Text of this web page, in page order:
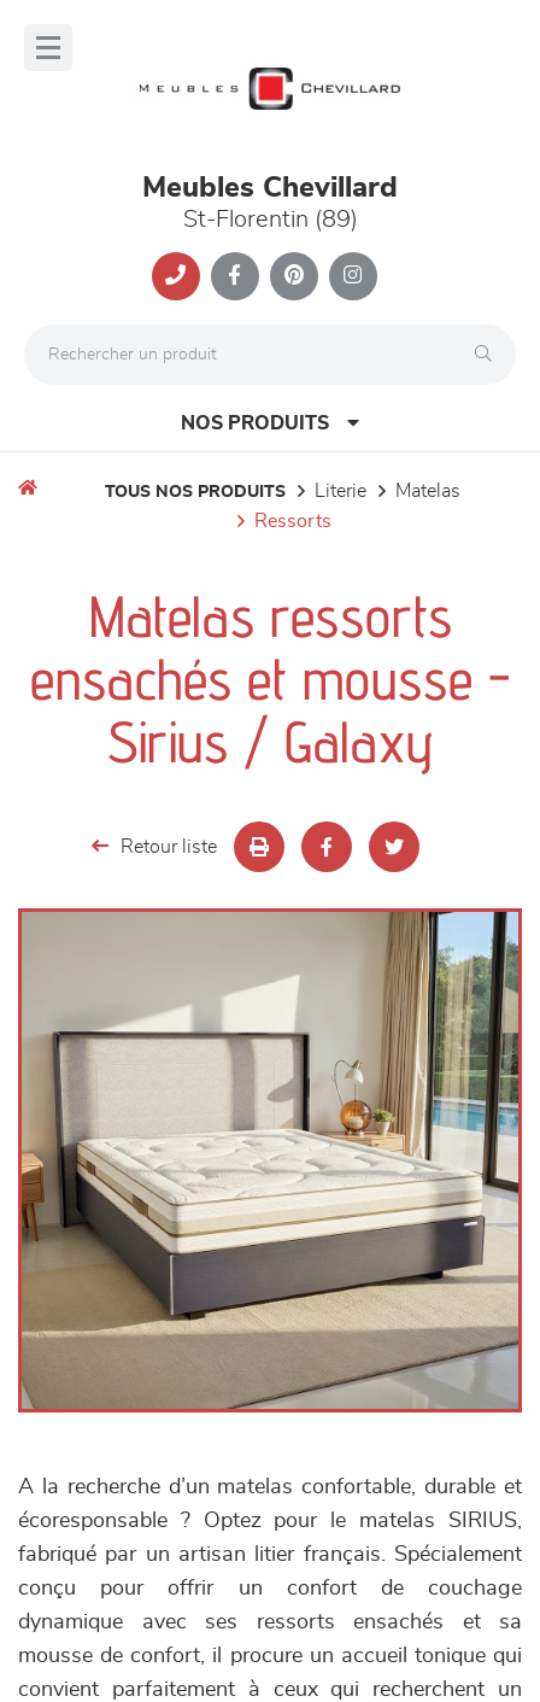
Meubles Chevillard
St-Florentin (89)
NOS PRODUITS
séjours
meubles de complément
chambres et dressing
TOUS NOS PRODUITS literie
matelas
ressorts
Matelas ressorts
ensachés et mousse -
Sirius / Galaxy
Retour liste
A la recherche d’un matelas confortable, durable et
écoresponsable ? Optez pour le matelas SIRIUS,
fabriqué par un artisan litier français. Spécialement
conçu pour offrir un confort de couchage
dynamique avec ses ressorts ensachés et sa
mousse de confort, il procure un accueil tonique qui
convient parfaitement à ceux qui recherchent un